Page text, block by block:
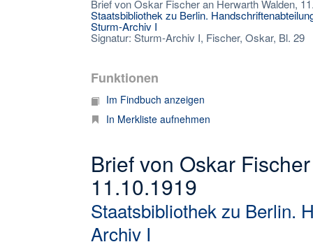
Brief von Oskar Fischer an Herwarth Walden,
Staatsbibliothek zu Berlin.
Sturm-Archiv I
Signatur: Sturm-Archiv I, Fischer, Oskar, Bl. 29
Funktionen
Im Findbuch anzeigen
In Merkliste aufnehmen
Brief von Oskar
11.10.1919
Staatsbibliothek zu Berlin.
Archiv I